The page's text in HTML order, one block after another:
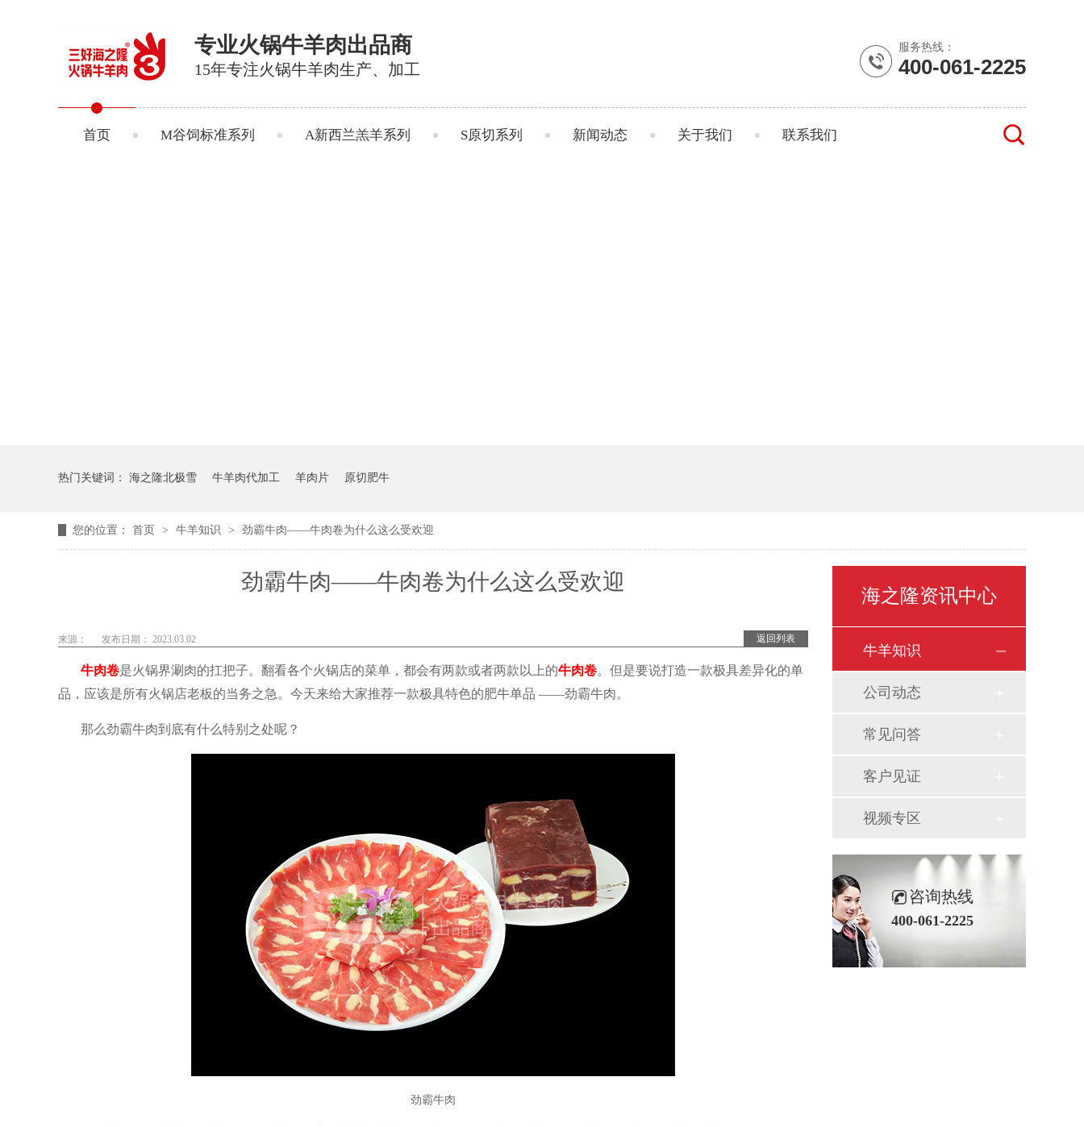
专业火锅牛羊肉出品商
15年专注火锅牛羊肉生产、加工
服务热线：
400-061-2225
首页 M谷饲标准系列 A新西兰羔羊系列 S原切系列 新闻动态 关于我们 联系我们
热门关键词： 海之隆北极雪 牛羊肉代加工 羊肉片 原切肥牛
您的位置： 首页 > 牛羊知识 > 劲霸牛肉——牛肉卷为什么这么受欢迎
劲霸牛肉——牛肉卷为什么这么受欢迎
返回列表
来源： 发布日期： 2023.03.02
牛肉卷是火锅界涮肉的扛把子。翻看各个火锅店的菜单，都会有两款或者两款以上的牛肉卷。但是要说打造一款极具差异化的单
品，应该是所有火锅店老板的当务之急。今天来给大家推荐一款极具特色的肥牛单品 ——劲霸牛肉。
那么劲霸牛肉到底有什么特别之处呢？
劲霸牛肉
海之隆资讯中心
牛羊知识
公司动态
常见问答
客户见证
视频专区
咨询热线
400-061-2225